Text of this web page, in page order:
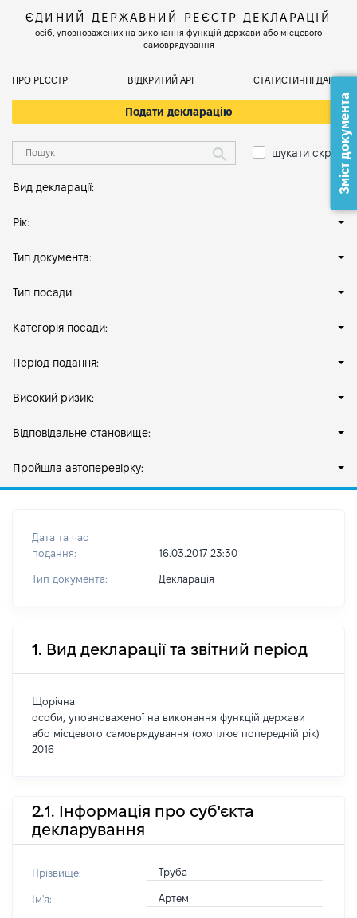
ЄДИНИЙ ДЕРЖАВНИЙ РЕЄСТР ДЕКЛАРАЦІЙ
осіб, уповноважених на виконання функцій держави або місцевого
самоврядування
ПРО РЕЄСТР ВІДКРИТИЙ АРІ СТАТИСТИЧНІ ДАНІ
Подати декларацію
шукати скрізь
Вид декларації:
Рік:
Тип документа:
Тип посади:
Категорія посади:
Період подання:
Високий ризик:
Відповідальне становище:
Пройшла автоперевірку:
Дата та час
подання:
16.03.2017 23:30
Тип документа: Декларація
1. Вид декларації та звітний період
Щорічна
особи, уповноваженої на виконання функцій держави
або місцевого самоврядування (охоплює попередній рік)
2016
2.1. Інформація про суб'єкта
декларування
Прізвище: Труба
Ім'я: Артем
Зміст документа